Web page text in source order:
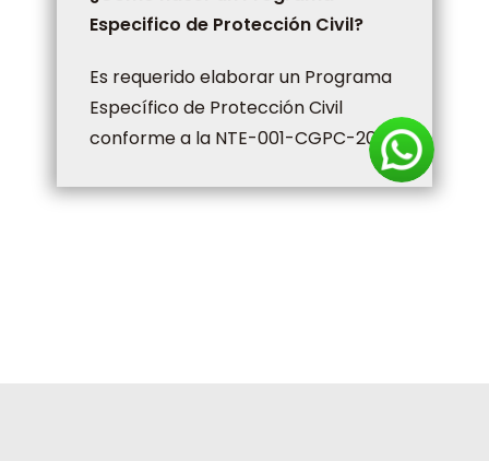
Especifico de Protección Civil?
Es requerido elaborar un Programa
Específico de Protección Civil
conforme a la NTE-001-CGPC-2016.